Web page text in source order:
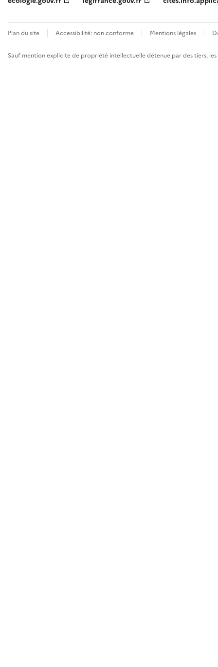
Plan du site Accessibilité: non conforme Mentions légales
Sauf mention explicite de propriété intellectuelle détenue par des tiers,